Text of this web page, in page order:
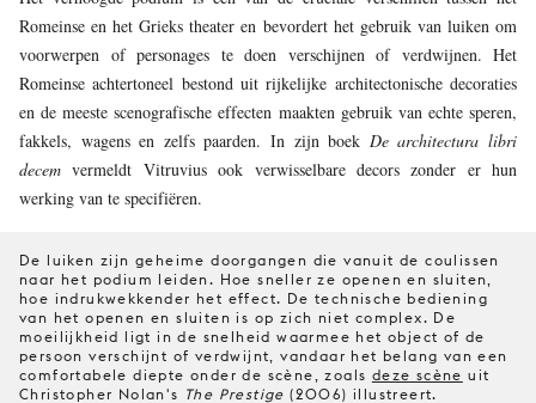
Romeinse en het Grieks theater en bevordert het gebruik van luiken om
voorwerpen of personages te doen verschijnen of verdwijnen. Het
Romeinse achtertoneel bestond uit rijkelijke architectonische decoraties
en de meeste scenografische effecten maakten gebruik van echte speren,
fakkels, wagens en zelfs paarden. In zijn boek De architectura libri
decem vermeldt Vitruvius ook verwisselbare decors zonder er hun
werking van te specifiëren.
De luiken zijn geheime doorgangen die vanuit de coulissen
naar het podium leiden. Hoe sneller ze openen en sluiten,
hoe indrukwekkender het effect. De technische bediening
van het openen en sluiten is op zich niet complex. De
moeilijkheid ligt in de snelheid waarmee het object of de
persoon verschijnt of verdwijnt, vandaar het belang van een
comfortabele diepte onder de scène, zoals deze scène uit
Christopher Nolan's The Prestige (2006) illustreert.